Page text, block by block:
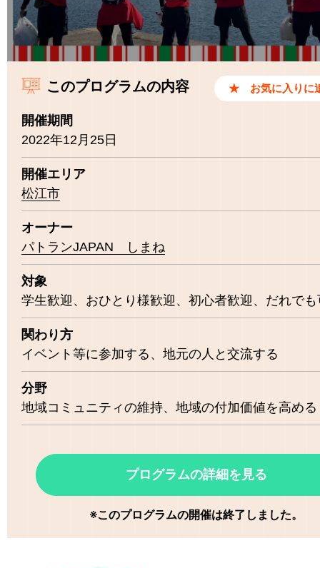
このプログラムの内容
開催期間
2022年12月25日
開催エリア
松江市
オーナー
パトランJAPAN しまね
対象
学生歓迎
おひとり様歓迎 初心者歓迎 だれでも
関わり方
イベント等に参加する
地元の人と交流する
分野
地域コミュニティの維持
地域の付加価値を高める
プログラムの詳細を見る
※このプログラムの開催は終了しました。